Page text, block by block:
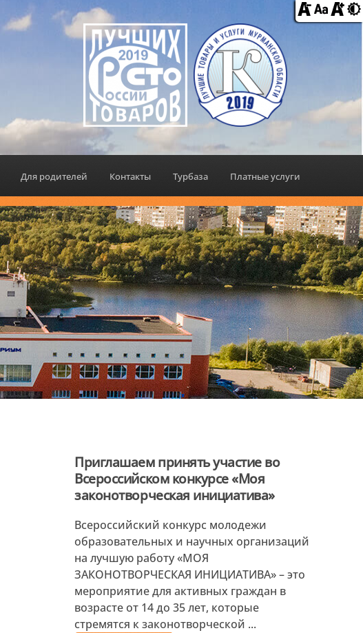
Для родителей Контакты Турбаза Платные услуги
Приглашаем принять участие во
Всероссийском конкурсе «Моя
законотворческая инициатива»
Всероссийский конкурс молодежи
образовательных и научных организаций
на лучшую работу «МОЯ
ЗАКОНОТВОРЧЕСКАЯ ИНИЦИАТИВА» – это
мероприятие для активных граждан в
возрасте от 14 до 35 лет, которые
стремятся к законотворческой ...